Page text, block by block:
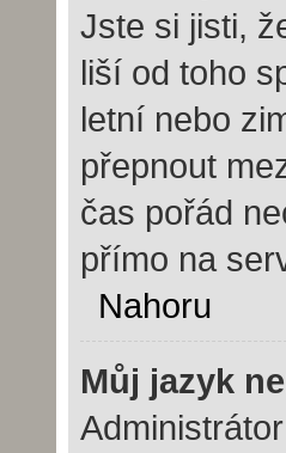
Jste si jisti,
liší od toho
letní nebo
přepnout
čas pořád
přímo na
Nahoru
Můj jazyk